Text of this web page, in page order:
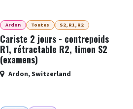
Ardon Toutes S2, R1, R2
Cariste 2 jours - contrepoids
R1, rétractable R2, timon S2
(examens)
Ardon,Switzerland